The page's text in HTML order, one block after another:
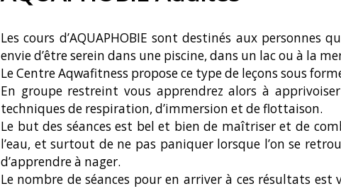
Les cours d’AQUAPHOBIE sont destinés aux
envie d’être serein dans une piscine, dans un lac ou à la
Le Centre Aqwafitness propose ce type de leçons sous
En groupe restreint vous apprendrez alors à
techniques de respiration, d’immersion et de flottaison.
Le but des séances est bel et bien de maîtriser et de
l’eau, et surtout de ne pas paniquer lorsque l’on se
d’apprendre à nager.
Le nombre de séances pour en arriver à ces résultats